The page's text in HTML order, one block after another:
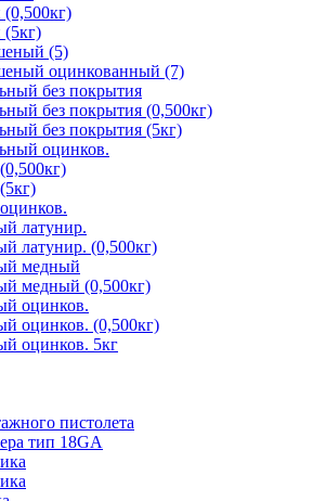
(5кг)
(5)
оцинкованный (7)
без покрытия
без покрытия (0,500кг)
без покрытия (5кг)
оцинков.
латунир.
латунир. (0,500кг)
медный
медный (0,500кг)
оцинков.
оцинков. (0,500кг)
оцинков. 5кг
пистолета
тип 18GA